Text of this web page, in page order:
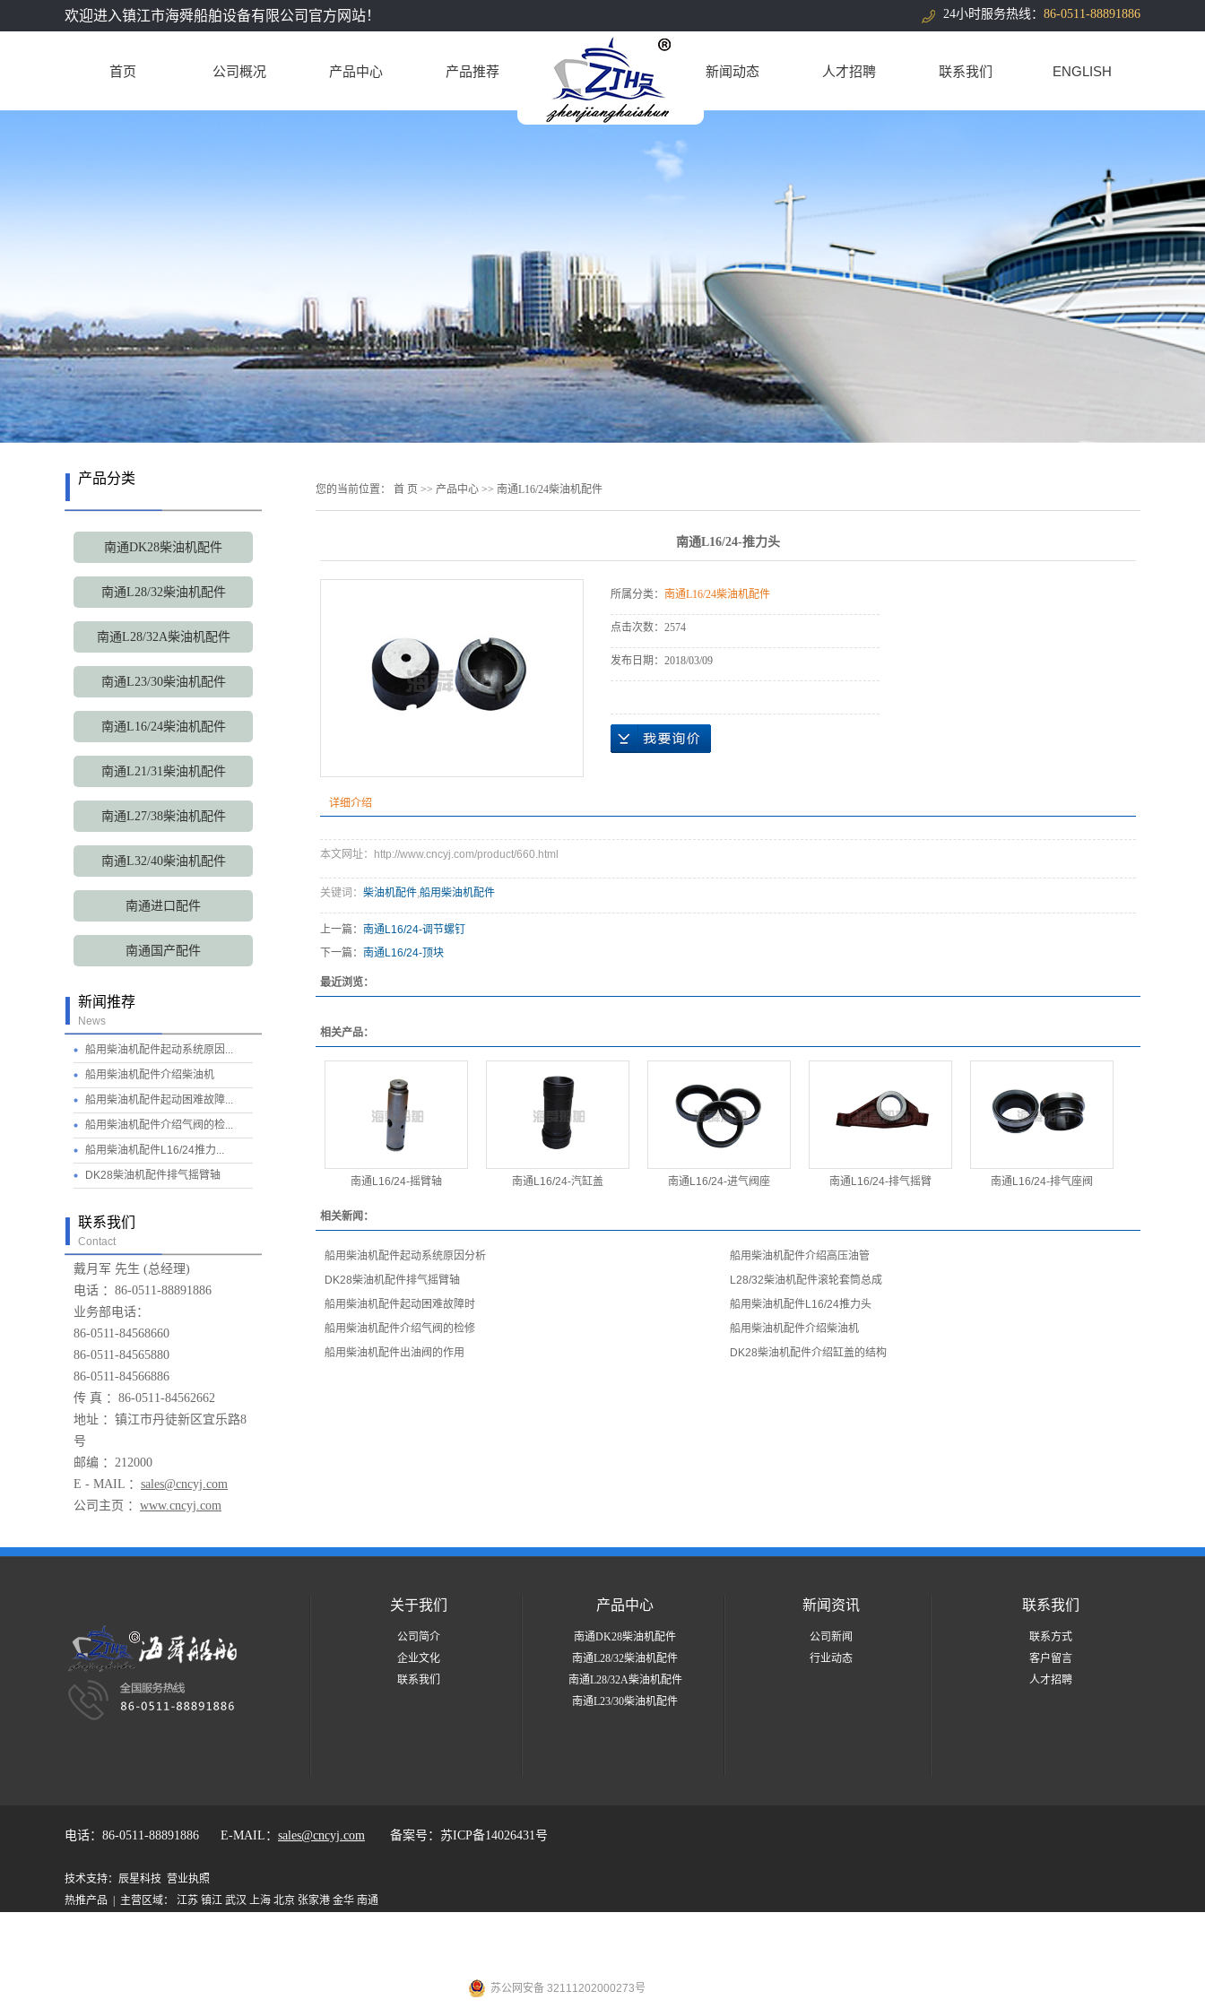
欢迎进入镇江市海舜船舶设备有限公司官方网站！ 24小时服务热线： 86-0511-88891886
首页 公司概况 产品中心
配件
南通L21/31柴油机
配件
南通L27/38柴油机
配件
南通L32/40柴油机
配件
南通进口配件
南通国产配件
产品推荐 新闻动态
公司新闻
人才招聘 联系我们 ENGLISH
产品分类
南通DK28柴油机配件
南通L28/32柴油机配件
南通L28/32A柴油机配件
南通L23/30柴油机配件
南通L16/24柴油机配件
南通L21/31柴油机配件
南通L27/38柴油机配件
南通L32/40柴油机配件
南通进口配件
南通国产配件
新闻推荐
News
船用柴油机配件起动系统原因...
船用柴油机配件介绍柴油机
船用柴油机配件起动困难故障...
船用柴油机配件介绍气阀的检...
船用柴油机配件L16/24推力...
DK28柴油机配件排气摇臂轴
联系我们
Contact
戴月军 先生 (总经理)
电话 ：86-0511-88891886
业务部电话：
86-0511-84568660
86-0511-84565880
86-0511-84566886
传 真 ：86-0511-84562662
地址 ：镇江市丹徒新区宜乐路8
号
邮编 ：212000
E - MAIL ： sales@cncyj.com
公司主页 ： www.cncyj.com
您的当前位置： 首 页 >> 产品中心 >> 南通L16/24柴油机配件
南通L16/24-推力头
所属分类： 南通L16/24柴油机配件
点击次数： 2574
发布日期： 2018/03/09
详细介绍
本文网址：http://www.cncyj.com/product/660.html
关键词： 柴油机配件,船用柴油机配件
上一篇： 南通L16/24-调节螺钉
下一篇： 南通L16/24-顶块
最近浏览：
相关产品：
南通L16/24-摇臂轴 南通L16/24-汽缸盖 南通L16/24-进气阀座 南通L16/24-排气摇臂 南通L16/24-排气座阀
相关新闻：
船用柴油机配件起动系统原因分析
船用柴油机配件介绍高压油管
DK28柴油机配件排气摇臂轴
L28/32柴油机配件滚轮套筒总成
船用柴油机配件起动困难故障时
船用柴油机配件L16/24推力头
船用柴油机配件介绍气阀的检修
船用柴油机配件介绍柴油机
船用柴油机配件出油阀的作用
DK28柴油机配件介绍缸盖的结构
关于我们
公司简介
企业文化
联系我们
产品中心
南通DK28柴油机配件
南通L28/32柴油机配件
南通L28/32A柴油机配件
南通L23/30柴油机配件
新闻资讯
公司新闻
行业动态
联系我们
联系方式
客户留言
人才招聘
电话：86-0511-88891886 E-MAIL： sales@cncyj.com 备案号： 苏ICP备14026431号
技术支持： 辰星科技 营业执照
热推产品 | 主营区域： 江苏 镇江 武汉 上海 北京 张家港 金华 南通
苏公网安备 32111202000273号